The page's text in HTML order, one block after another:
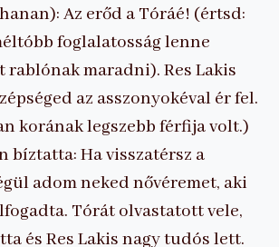
Az erőd a Tóráé! (értsd:
foglalatosság lenne
rablónak maradni). Res Lakis
az asszonyokéval ér fel.
korának legszebb férfija volt.)
bíztatta: Ha visszatérsz a
adom neked nővéremet, aki
Tórát olvastatott vele,
és Res Lakis nagy tudós lett.